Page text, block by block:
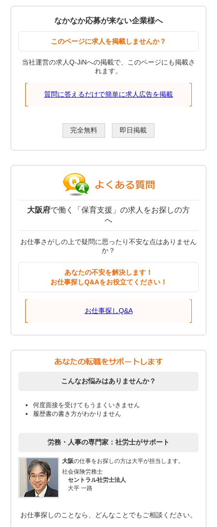
なかなか応募が来ない企業様へ
このページに求人を掲載しませんか？
当社運営の求人Q-JiNへの掲載で、このページにも掲載さ
れます。
質問に答えるだけで簡単に求人広告を掲載
完全無料 即日掲載
大阪府で働く「保育支援」の求人をお探しの方
へ
お仕事さがしの上で疑問に思ったり不安な点はありません
か？
あなたの不安を解決します！
お仕事探しQ&Aをお役立てください！
お仕事探しQ&A
こんなお悩みはありませんか？
何度面接を受けてもうまくいきません
履歴書の書き方がわかりません
労務・人事の専門家：社労士がサポート
大阪の仕事をお探しの方は大平が担当します。
社会保険労務士
セントラル社労士法人
大平 一路
お仕事探しのことなら、どんなことでもご相談ください。